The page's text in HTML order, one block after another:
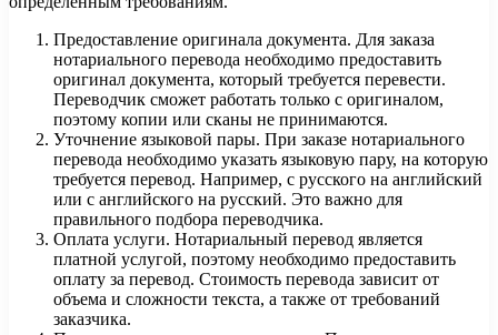
Предоставление оригинала документа. Для заказа
нотариального перевода необходимо предоставить
оригинал документа, который требуется перевести.
Переводчик сможет работать только с оригиналом,
поэтому копии или сканы не принимаются.
Уточнение языковой пары. При заказе нотариального
перевода необходимо указать языковую пару, на которую
требуется перевод. Например, с русского на английский
или с английского на русский. Это важно для
правильного подбора переводчика.
Оплата услуги. Нотариальный перевод является
платной услугой, поэтому необходимо предоставить
оплату за перевод. Стоимость перевода зависит от
объема и сложности текста, а также от требований
заказчика.